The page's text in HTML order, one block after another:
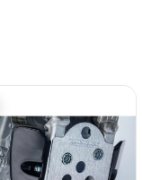
war:
107,00€
ist:
96,31€.